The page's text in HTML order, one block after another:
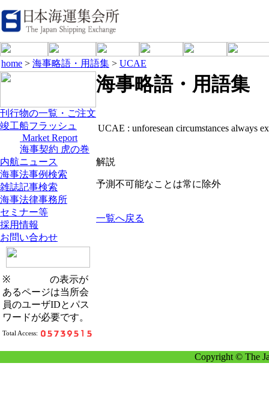
home > 海事略語・用語集 > UCAE
刊行物の一覧・ご注文
竣工船フラッシュ
Market Report
海事契約 虎の巻
内航ニュース
海事法事例検索
雑誌記事検索
海事法律事務所
セミナー等
採用情報
お問い合わせ
※
の表示が
あるページは当所会
員のユーザIDとパス
ワードが必要です。
Total Access:
海事略語・用語集
UCAE : unforesean circumstances always
解説
予測不可能なことは常に除外
一覧へ戻る
Copyright © The